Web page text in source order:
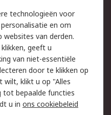
Email veiligheid
Websitevoorwaarden
technologieën voor
en om
van derden.
geeft u
van niet-essentiële
door te klikken op
wilt, klikt u op "Alles
tot bepaalde functies
u in ons cookiebeleid